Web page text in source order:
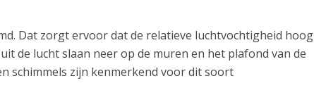
Dat zorgt ervoor dat de relatieve luchtvochtigheid hoog
de lucht slaan neer op de muren en het plafond van de
schimmels zijn kenmerkend voor dit soort